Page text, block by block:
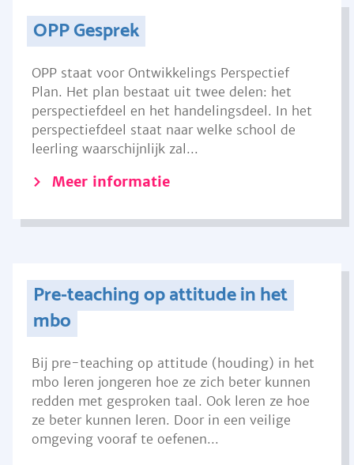
OPP Gesprek
OPP staat voor Ontwikkelings Perspectief
Plan. Het plan bestaat uit twee delen: het
perspectiefdeel en het handelingsdeel. In het
perspectiefdeel staat naar welke school de
leerling waarschijnlijk zal...
Meer informatie
Pre-teaching op attitude in het
mbo
Bij pre-teaching op attitude (houding) in het
mbo leren jongeren hoe ze zich beter kunnen
redden met gesproken taal. Ook leren ze hoe
ze beter kunnen leren. Door in een veilige
omgeving vooraf te oefenen...